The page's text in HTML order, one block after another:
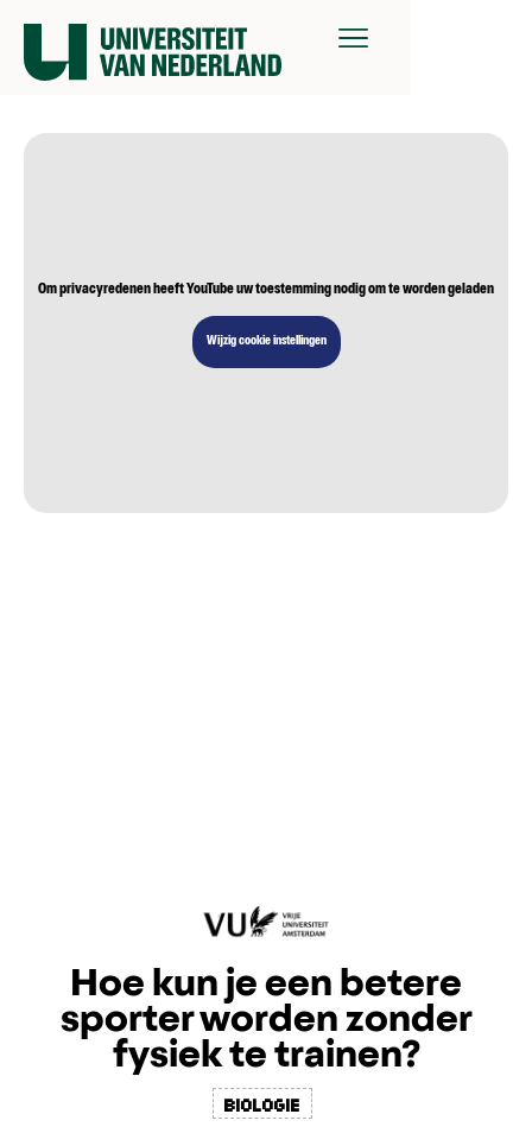
Om privacyredenen heeft YouTube uw toestemming nodig om te worden geladen
Wijzig cookie instellingen
Hoe kun je een betere
sporter worden zonder
fysiek te trainen?
Biologie